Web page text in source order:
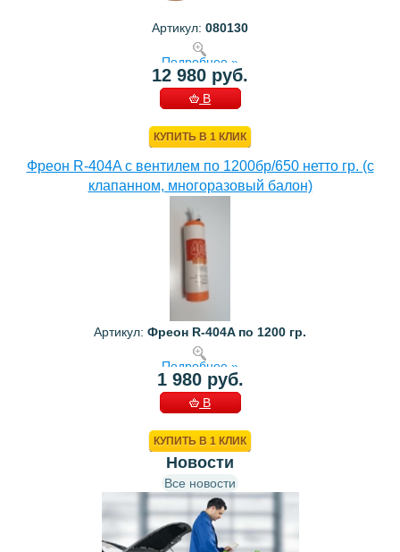
Артикул: 080130
Подробнее »
12 980 руб.
В
КУПИТЬ В 1 КЛИК
Фреон R-404A с вентилем по 1200бр/650 нетто гр. (с
клапанном, многоразовый балон)
Артикул: Фреон R-404A по 1200 гр.
Подробнее »
1 980 руб.
В
КУПИТЬ В 1 КЛИК
Новости
Все новости